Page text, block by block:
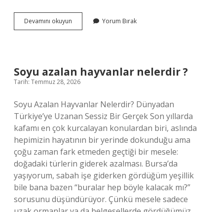
Devamını okuyun İspanyolca
Carmen
Yorum Bırak
Soyu azalan hayvanlar nelerdir ?
Tarih: Temmuz 28, 2026
Soyu Azalan Hayvanlar Nelerdir? Dünyadan
Türkiye’ye Uzanan Sessiz Bir Gerçek Son yıllarda
kafamı en çok kurcalayan konulardan biri, aslında
hepimizin hayatının bir yerinde dokunduğu ama
çoğu zaman fark etmeden geçtiği bir mesele:
doğadaki türlerin giderek azalması. Bursa’da
yaşıyorum, sabah işe giderken gördüğüm yeşillik
bile bana bazen “buralar hep böyle kalacak mı?”
sorusunu düşündürüyor. Çünkü mesele sadece